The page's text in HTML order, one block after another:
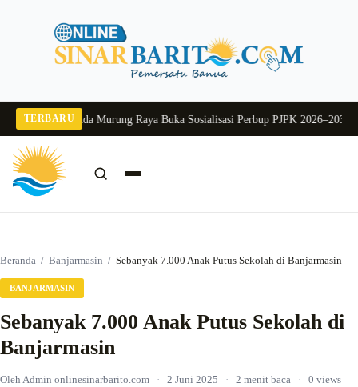
TERBARU
2026Pj Sekda Murung Raya Buka Sosialisasi Perbup PJPK 2026–2030
Beranda / Banjarmasin / Sebanyak 7.000 Anak Putus Sekolah di Banjarmasin
BANJARMASIN
Sebanyak 7.000 Anak Putus Sekolah di
Banjarmasin
Oleh Admin onlinesinarbarito.com · 2 Juni 2025 · 2 menit baca · 0 views